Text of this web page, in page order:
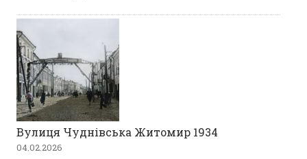
Вулиця Чуднівська Житомир 1934
04.02.2026